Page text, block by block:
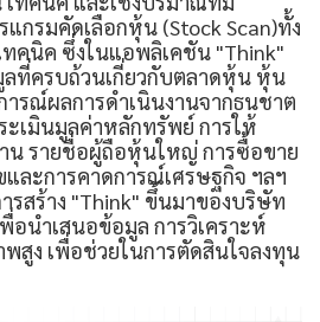
กรมคัดเลือกหุ้น (Stock Scan)ทั้ง
ทคนิค ซึ่งในแอพลิเคชัน "Think"
ลที่ครบถ้วนเกี่ยวกับตลาดหุ้น หุ้น
ารณ์ผลการดำเนินงานจากธนชาต
ะเมินมูลค่าหลักทรัพย์ การให้
รายชื่อผู้ถือหุ้นใหญ่ การซื้อขาย
ละการคาดการณ์เศรษฐกิจ ฯลฯ
รสร้าง "Think" ขึ้นมาของบริษัท
นำเสนอข้อมูล การวิเคราะห์
สูง เพื่อช่วยในการตัดสินใจลงทุน